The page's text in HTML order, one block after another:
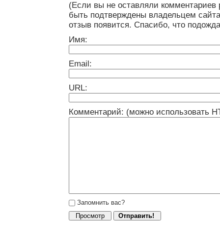
(Если вы не оставляли
быть подтверждены владельцем
отзыв появится. Спасибо, что
Имя:
Email:
URL:
Комментарий: (можно использовать
Запомнить вас?